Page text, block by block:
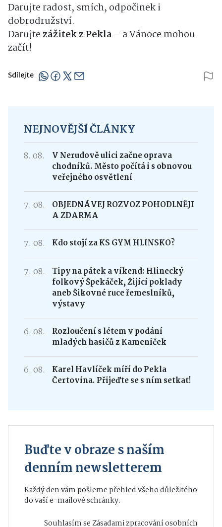
Darujte radost, smích, odpočinek i
dobrodružství.
Darujtezážitek z Pekla – a Vánoce mohou
začít!
Sdílejte
NEJNOVĚJŠÍ ČLÁNKY
8. 08.
V Nerudově ulici začne oprava
chodníků. Město počítá i s obnovou
veřejného osvětlení
7. 08.
OBJEDNÁVEJ ROZVOZ POHODLNĚJI
A ZDARMA
7. 08. Kdo stojí za KS GYM HLINSKO?
7. 08.
Tipy na pátek a víkend: Hlinecký
folkový Špekáček, Žijící poklady
aneb Šikovné ruce řemeslníků,
výstavy
6. 08.
Rozloučení s létem v podání
mladých hasičů z Kameniček
6. 08.
Karel Havlíček míří do Pekla
Čertovina. Přijeďte se s ním setkat!
Buďte v obraze s naším
denním newsletterem
Každý den vám pošleme přehled všeho důležitého
do vaší e-mailové schránky.
Souhlasím seZásadami zpracování osobních